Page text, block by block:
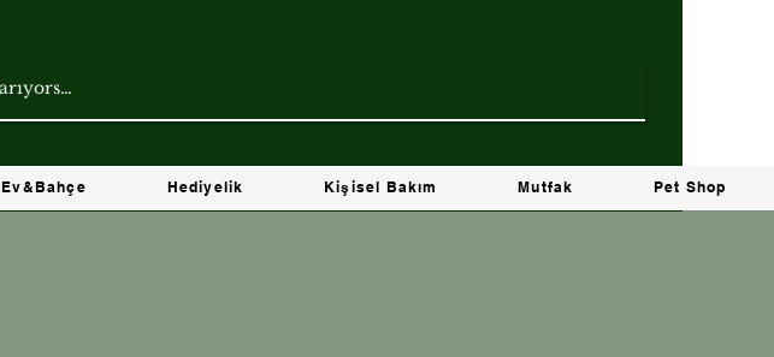
Ev&Bahçe Hediyelik Kişisel Bakım Mutfak Pet Shop